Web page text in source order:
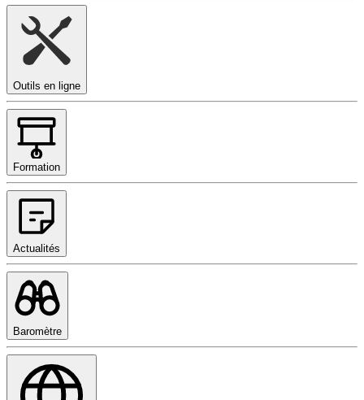
Outils en ligne
Formation
Actualités
Baromètre